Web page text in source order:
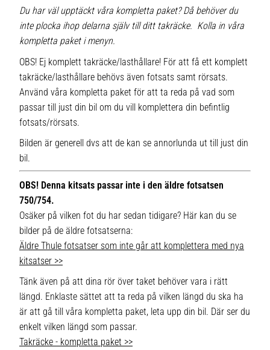
Du har väl upptäckt våra kompletta paket? Då behöver du
inte plocka ihop delarna själv till ditt takräcke. Kolla in våra
kompletta paket i menyn.
OBS! Ej komplett takräcke/lasthållare! För att få ett komplett
takräcke/lasthållare behövs även fotsats samt rörsats.
Använd våra kompletta paket för att ta reda på vad som
passar till just din bil om du vill komplettera din befintlig
fotsats/rörsats.
Bilden är generell dvs att de kan se annorlunda ut till just din
bil.
OBS! Denna kitsats passar inte i den äldre fotsatsen
750/754.
Osäker på vilken fot du har sedan tidigare? Här kan du se
bilder på de äldre fotsatserna:
Äldre Thule fotsatser som inte går att komplettera med nya
kitsatser >>
Tänk även på att dina rör över taket behöver vara i rätt
längd. Enklaste sättet att ta reda på vilken längd du ska ha
är att gå till våra kompletta paket, leta upp din bil. Där ser du
enkelt vilken längd som passar.
Takräcke - kompletta paket >>